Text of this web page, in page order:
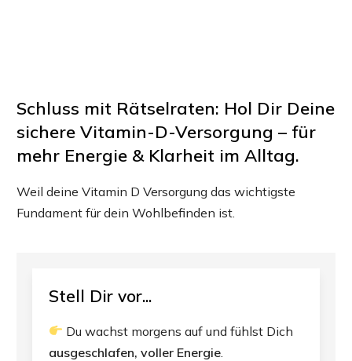
Schluss mit Rätselraten: Hol Dir Deine
sichere Vitamin-D-Versorgung – für
mehr Energie & Klarheit im Alltag.
Weil deine Vitamin D Versorgung das wichtigste
Fundament für dein Wohlbefinden ist.
Stell Dir vor...
Du wachst morgens auf und fühlst Dich
ausgeschlafen, voller Energie